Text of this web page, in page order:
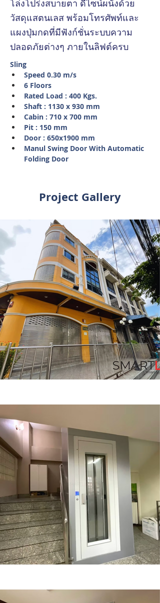
โล่งโปร่งสบายตา ดีไซน์ผนังด้วย
วัสดุแสตนเลส พร้อมโทรศัพท์และ
แผงปุ่มกดที่มีฟังก์ชั่นระบบความ
ปลอดภัยต่างๆ ภายในลิฟต์ครบ
Sling
Speed 0.30 m/s
6 Floors
Rated Load : 400 Kgs.
Shaft : 1130 x 930 mm
Cabin : 710 x 700 mm
Pit : 150 mm
Door : 650x1900 mm
Manul Swing Door With Automatic
Folding Door
Project Gallery